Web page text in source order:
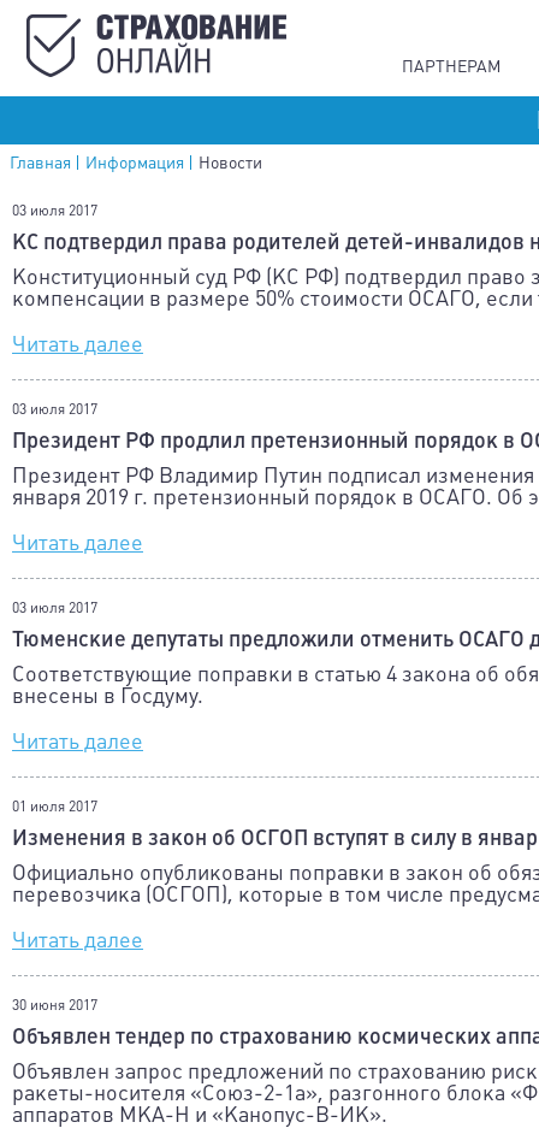
ПАРТНЕРАМ
Главная Информация Новости
03 июля 2017
КС подтвердил права родителей детей-инвалидов
Конституционный суд РФ (КС РФ) подтвердил право
компенсации в размере 50% стоимости ОСАГО,
Читать далее
03 июля 2017
Президент РФ продлил претензионный порядок в
Президент РФ Владимир Путин подписал
января 2019 г. претензионный порядок в ОСАГО. Об
Читать далее
03 июля 2017
Тюменские депутаты предложили отменить ОСАГО
Соответствующие поправки в статью 4 закона об
внесены в Госдуму.
Читать далее
01 июля 2017
Изменения в закон об ОСГОП вступят в силу в
Официально опубликованы поправки в закон об
перевозчика (ОСГОП), которые в том числе
Читать далее
30 июня 2017
Объявлен тендер по страхованию космических
Объявлен запрос предложений по страхованию
ракеты-носителя «Союз-2-1а», разгонного блока
аппаратов МКА-Н и «Канопус-В-ИК».